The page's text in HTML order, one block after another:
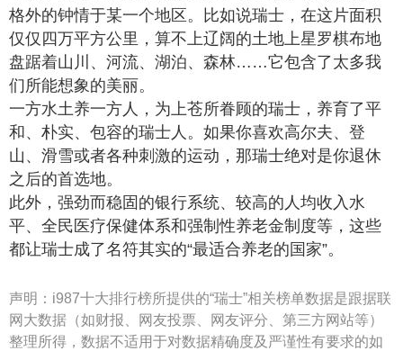
格外的钟情于某一个地区。比如说瑞士，在这片面积
仅仅四万平方公里，算不上辽阔的土地上星罗棋布地
盘踞着山川、河流、湖泊、森林……它包含了太多我
们所能想象的美丽。
一方水土养一方人，为上苍所眷顾的瑞士，养育了平
和、朴实、包容的瑞士人。如果你喜欢高尔夫、登
山、滑雪或者各种刺激的运动，那瑞士绝对是你退休
之后的首选地。
此外，强劲而稳固的银行系统、较高的人均收入水
平、全民医疗保健体系和强制性养老金制度等，这些
都让瑞士成了名符其实的“最适合养老的国家”。
声明： i987十大排行榜所提供的“瑞士”相关榜单数据是跟据联
网大数据（如财报、网友投票、网友评分、第三方网站等）
整理所得，数据不适用于对数据精确度及严谨性有要求的如